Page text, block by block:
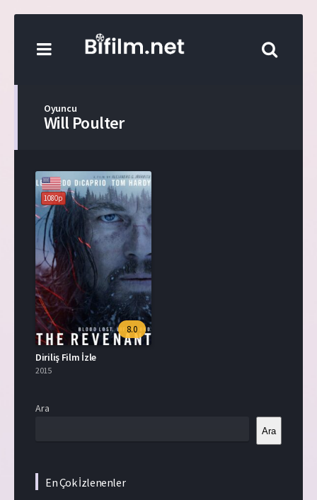
Oyuncu
Will Poulter
1080p
8.0
Diriliş Film İzle
2015
Ara
Ara
En Çok İzlenenler